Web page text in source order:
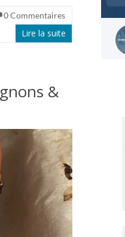
0 Commentaires
Lire la suite
&